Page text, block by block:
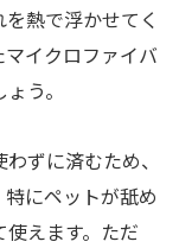
熱で浮かせてく
イクロファイバ
う。
ずに済むため、
にペットが舐め
えます。ただ